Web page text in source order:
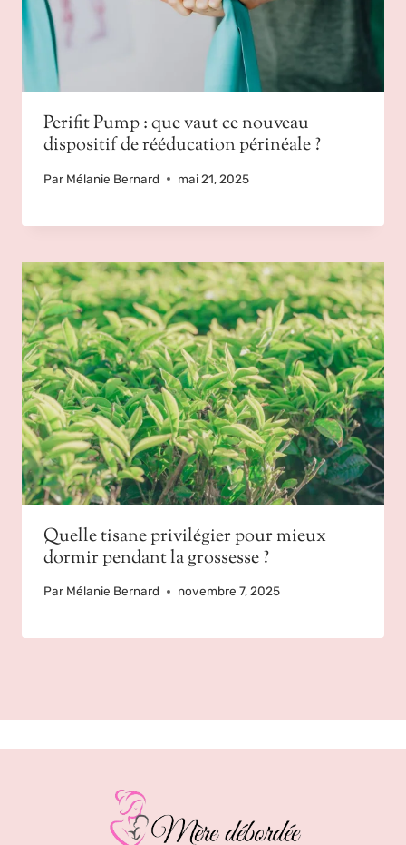
Perifit Pump : que vaut ce nouveau
dispositif de rééducation périnéale ?
Par Mélanie Bernard mai 21, 2025
Quelle tisane privilégier pour mieux
dormir pendant la grossesse ?
Par Mélanie Bernard novembre 7, 2025